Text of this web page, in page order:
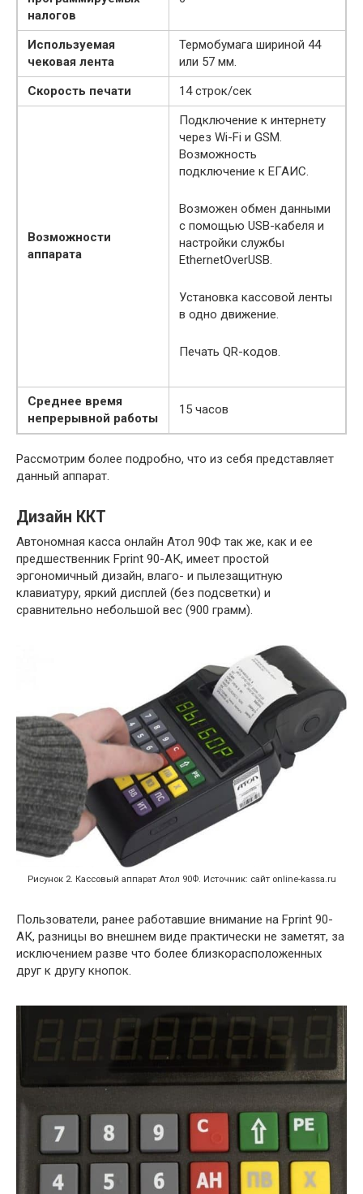
налогов
Используемая
чековая лента
Термобумага шириной 44
или 57 мм.
Скорость печати
14 строк/сек
Возможности
аппарата
Подключение к интернету
через Wi-Fi и GSM.
Возможность
подключение к ЕГАИС.
Возможен обмен данными
с помощью USB-кабеля и
настройки службы
EthernetOverUSB.
Установка кассовой ленты
в одно движение.
Печать QR-кодов.
Среднее время
непрерывной работы
15 часов
Рассмотрим более подробно, что из себя представляет
данный аппарат.
Дизайн ККТ
Автономная касса онлайн Атол 90Ф так же, как и ее
предшественник Fprint 90-АК, имеет простой
эргономичный дизайн, влаго- и пылезащитную
клавиатуру, яркий дисплей (без подсветки) и
сравнительно небольшой вес (900 грамм).
Рисунок 2. Кассовый аппарат Атол 90Ф. Источник: сайт online-kassa.ru
Пользователи, ранее работавшие внимание на Fprint 90-
АК, разницы во внешнем виде практически не заметят, за
исключением разве что более близкорасположенных
друг к другу кнопок.